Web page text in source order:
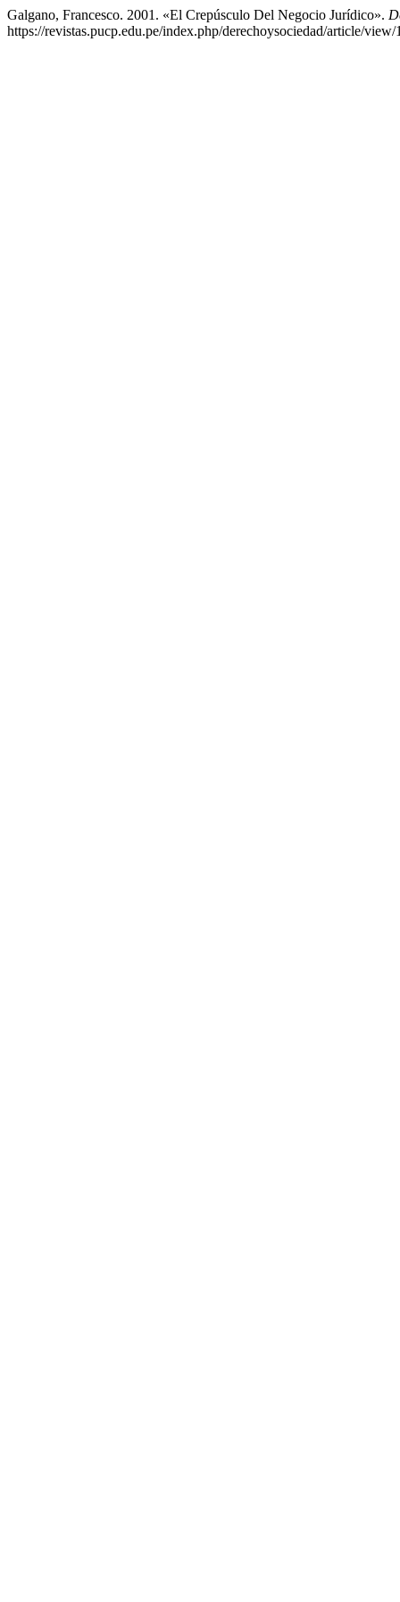
Galgano, Francesco. 2001. «El Crepúsculo Del Negocio Jurídico».
https://revistas.pucp.edu.pe/index.php/derechoysociedad/article/view/